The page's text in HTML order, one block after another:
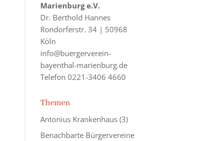
Marienburg e.V.
Dr. Berthold Hannes
Rondorferstr. 34 | 50968
Köln
info@buergerverein-
bayenthal-marienburg.de
Telefon 0221-3406 4660
Themen
Antonius Krankenhaus (3)
Benachbarte Bürgervereine